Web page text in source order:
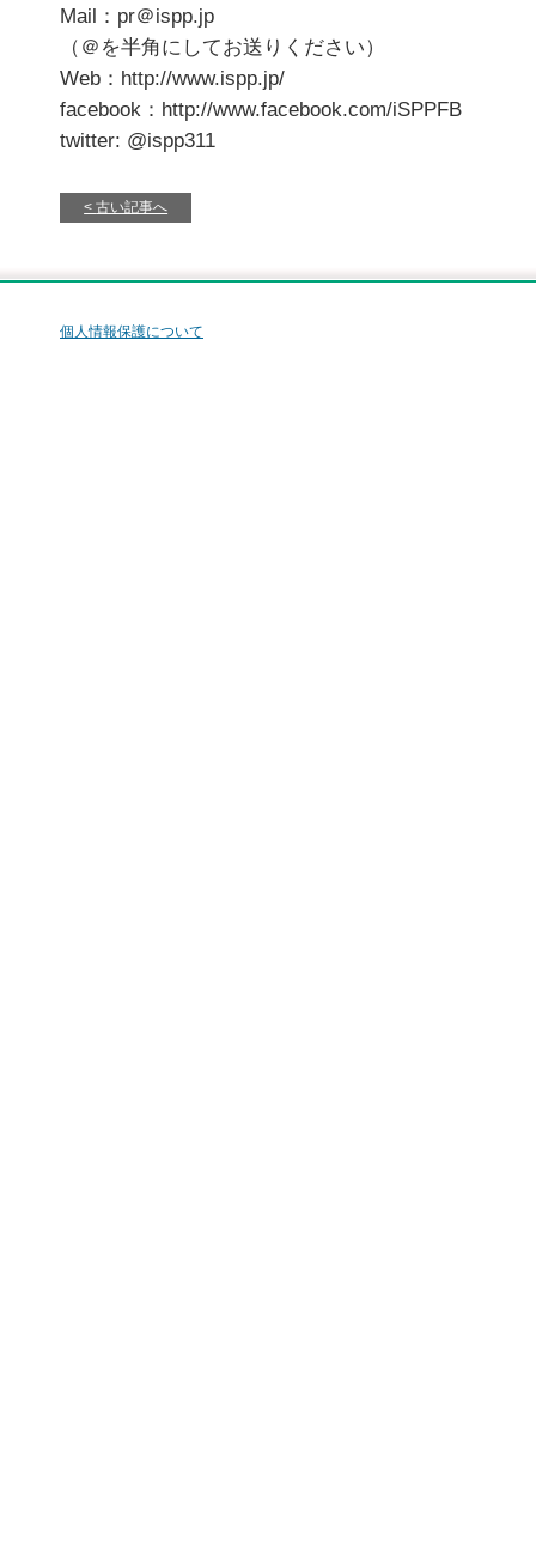
Mail：pr＠ispp.jp
（＠を半角にしてお送りください）
Web：http://www.ispp.jp/
facebook：http://www.facebook.com/iSPPFB
twitter: @ispp311
古い記事へ
個人情報保護について